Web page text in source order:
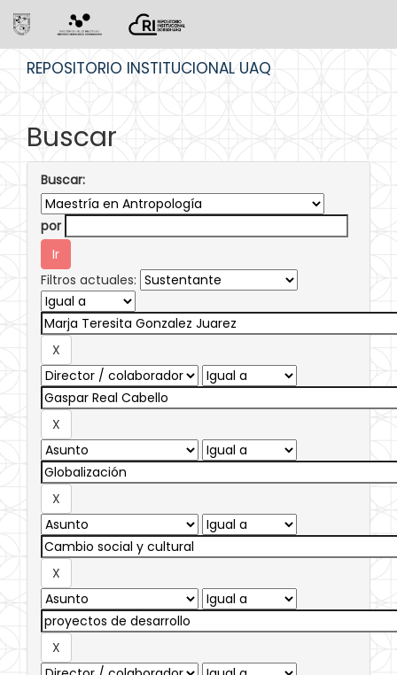
REPOSITORIO INSTITUCIONAL UAQ
Buscar
Buscar:
por
Filtros actuales: